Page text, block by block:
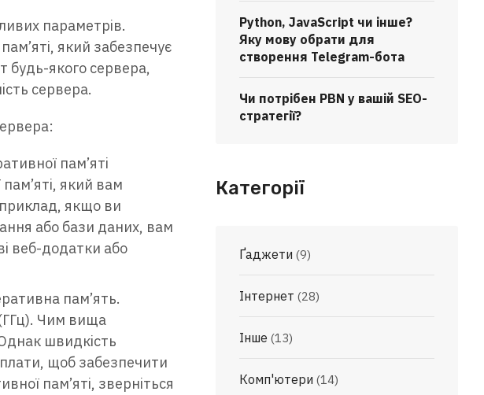
параметрів.
який забезпечує
будь-якого сервера,
сервера.
пам’яті
який вам
якщо ви
або бази даних, вам
веб-додатки або
пам’ять.
(ГГц). Чим вища
швидкість
плати, щоб забезпечити
пам’яті, зверніться
Python, JavaScript чи інше?
Яку мову обрати для
створення Telegram-бота
Чи потрібен PBN у вашій SEO-
стратегії?
Категорії
Ґаджети (9)
Інтернет (28)
Інше (13)
Комп'ютери (14)